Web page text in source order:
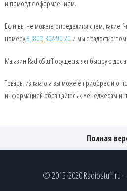
и помогут с оформлением.
Если вы не можете определится с тем, какие
номеру8 (800) 302-90-20 и мы с радостью
Магазин RadioStuff осуществляет быструю
Товары из каталога вы можете приобрести
информацией обращайтесь к менеджерам
Полная
© 2015-2020 Radiostuff.ru -